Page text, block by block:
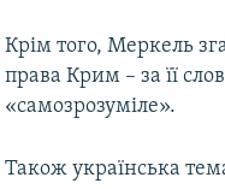
Крім того, Меркель
права Крим – за її
«самозрозуміле».
Також українська